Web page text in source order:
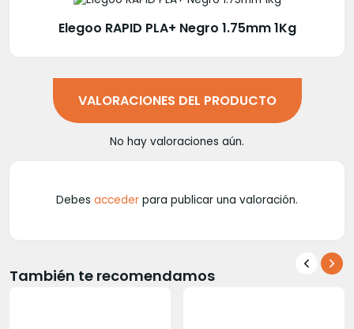
Elegoo RAPID PLA+ Negro 1.75mm 1Kg
VALORACIONES DEL PRODUCTO
No hay valoraciones aún.
Debes acceder para publicar una valoración.
También te recomendamos